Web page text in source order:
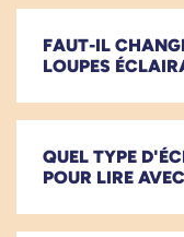
FAUT-IL
LOUPES
QUEL TYPE
POUR LIRE